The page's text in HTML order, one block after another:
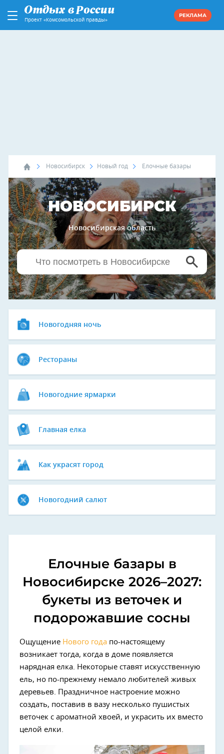
Проект «Комсомольской правды»
РЕКЛАМА
Новосибирск Новый год Елочные базары
НОВОСИБИРСК
Новосибирская область
Новогодняя ночь
Рестораны
Новогодние ярмарки
Главная елка
Как украсят город
Новогодний салют
Елочные базары в
Новосибирске 2026–2027:
букеты из веточек и
подорожавшие сосны
Ощущение Нового года по-настоящему
возникает тогда, когда в доме появляется
нарядная елка. Некоторые ставят искусственную
ель, но по-прежнему немало любителей живых
деревьев. Праздничное настроение можно
создать, поставив в вазу несколько пушистых
веточек с ароматной хвоей, и украсить их вместо
целой елки.